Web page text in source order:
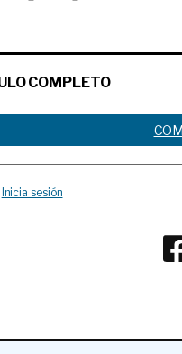
COMPLETO
Inicia sesión